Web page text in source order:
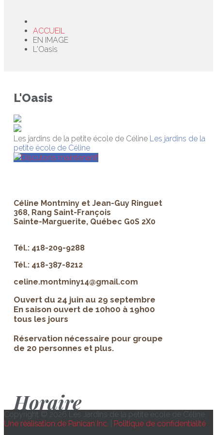
ACCUEIL
EN IMAGE
L'Oasis
L'Oasis
Les jardins de la petite école de Céline Les jardins de la
petite école de Céline
Discutons maintenant!
Céline Montminy et Jean-Guy Ringuet
368, Rang Saint-François
Sainte-Marguerite, Québec G0S 2X0
Tél.: 418-209-9288
Tél.: 418-387-8212
celine.montminy14@gmail.com
Ouvert du 24 juin au 29 septembre
En saison ouvert de 10h00 à 19h00
tous les jours
Réservation nécessaire pour groupe
de 20 personnes et plus.
Horaire
Copyright © 2026 Les Jardins de la petite école de Céline.
Une réalisation de Panican Inc.
Politique de confidentialité